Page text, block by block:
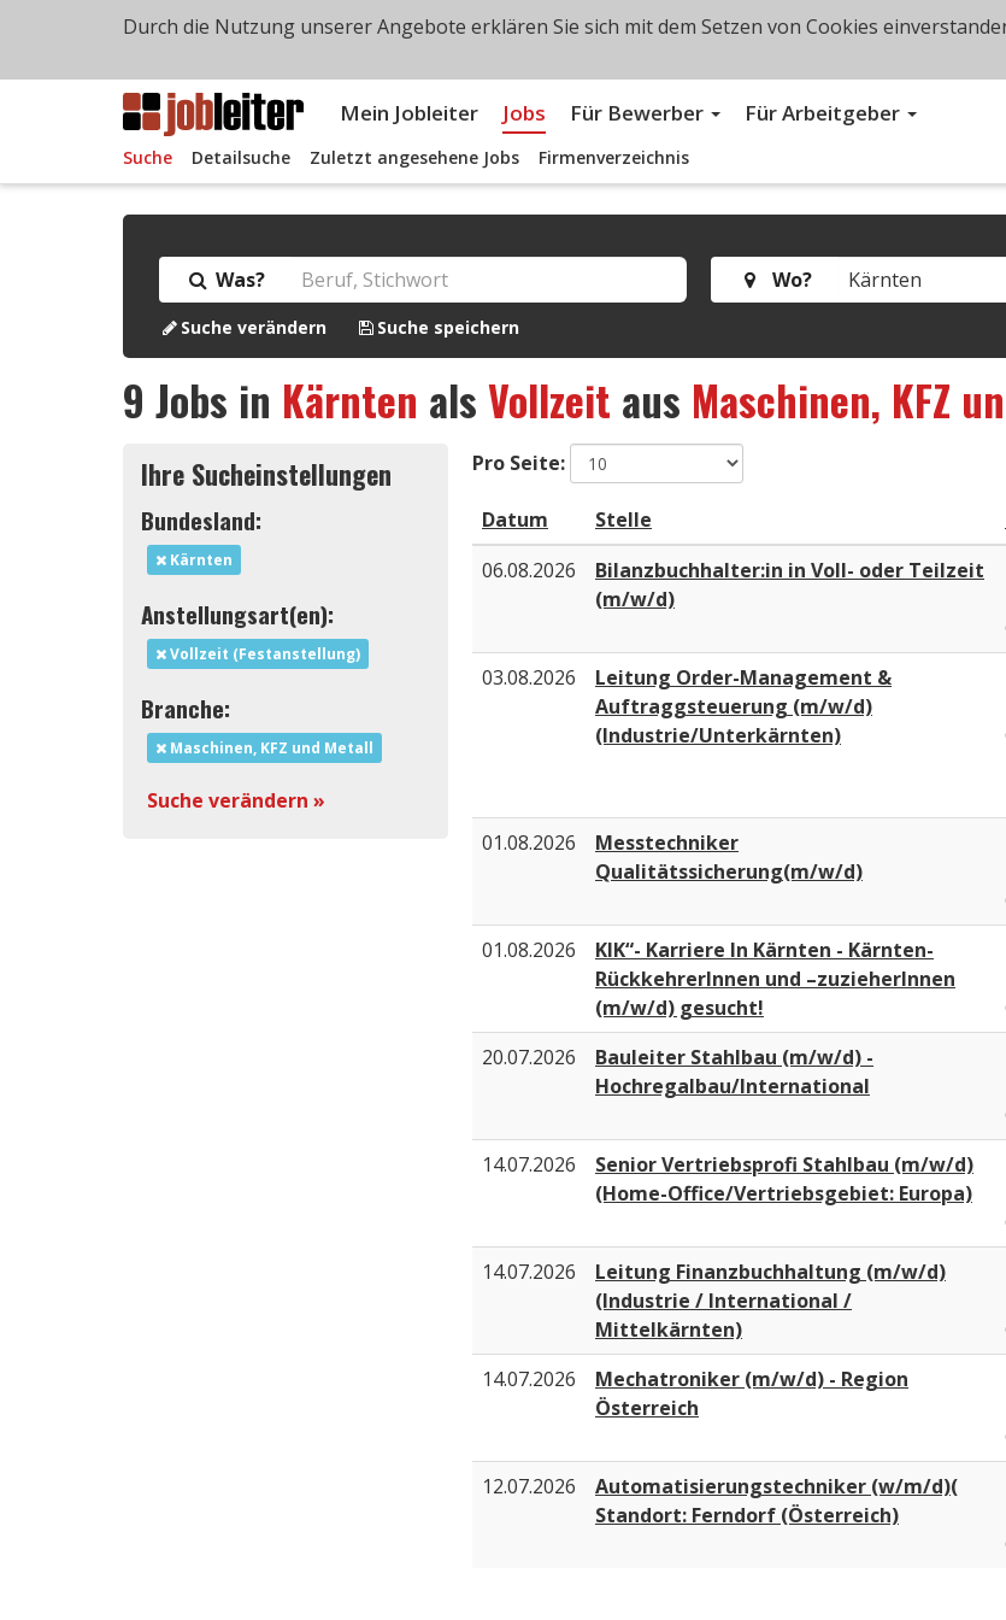
Mein Jobleiter Jobs Für Bewerber Für Arbeitgeber
Suche Detailsuche Zuletzt angesehene Jobs Firmenverzeichnis
Was? Wo?
Suche verändern Suche speichern
9 Jobs in Kärnten alsVollzeit aus Maschinen, KFZ
Ihre Sucheinstellungen
Bundesland:
Kärnten
Anstellungsart(en):
Vollzeit (Festanstellung)
Branche:
Maschinen, KFZ und Metall
Suche verändern »
Pro Seite:
Datum Stelle
06.08.2026
Bilanzbuchhalter:in in Voll- oder Teilzeit
(m/w/d)
03.08.2026
Leitung Order-Management &
Auftraggsteuerung (m/w/d)
(Industrie/Unterkärnten)
01.08.2026
Messtechniker
Qualitätssicherung(m/w/d)
01.08.2026
KIK“- Karriere In Kärnten - Kärnten-
RückkehrerInnen und –zuzieherInnen
(m/w/d) gesucht!
20.07.2026
Bauleiter Stahlbau (m/w/d) -
Hochregalbau/International
14.07.2026
Senior Vertriebsprofi Stahlbau (m/w/d)
(Home-Office/Vertriebsgebiet: Europa)
14.07.2026
Leitung Finanzbuchhaltung (m/w/d)
(Industrie / International /
Mittelkärnten)
14.07.2026
Mechatroniker (m/w/d) - Region
Österreich
12.07.2026
Automatisierungstechniker (w/m/d)(
Standort: Ferndorf (Österreich)
Durch die Nutzung unserer Angebote erklären Sie sich mit dem Setzen von Cookies